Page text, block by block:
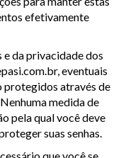
efetivamente
da privacidade dos
eventuais
protegidos através de
medida de
pela qual você deve
suas senhas.